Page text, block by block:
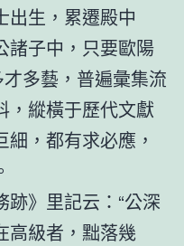
出生，累遷殿中
諸子中，只要歐陽
多藝，普遍彙集流
，縱橫于歷代文獻
，都有求必應，
》里記云：“公深
高級者，黜落幾